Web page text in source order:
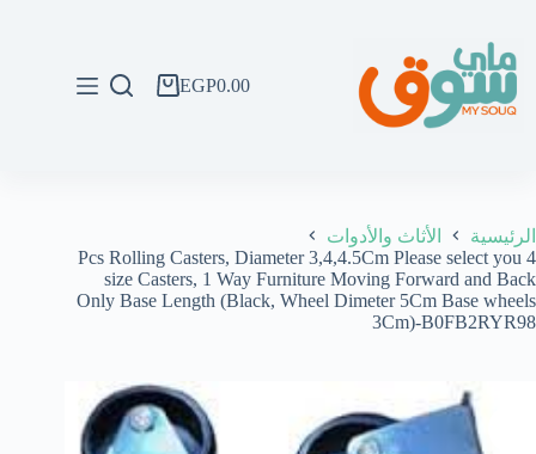
المحتوى
عربةEGP0.00
الرئيسية
الأثاث والأدوات
4 Pcs Rolling Casters, Diameter 3,4,4.5Cm Please select you
size Casters, 1 Way Furniture Moving Forward and Back
Only Base Length (Black, Wheel Dimeter 5Cm Base wheels
3Cm)-B0FB2RYR98